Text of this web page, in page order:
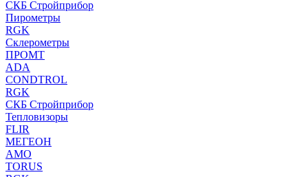
СКБ Стройприбор
Пирометры
RGK
Склерометры
ПРОМТ
ADA
CONDTROL
RGK
СКБ Стройприбор
Тепловизоры
FLIR
МЕГЕОН
AMO
TORUS